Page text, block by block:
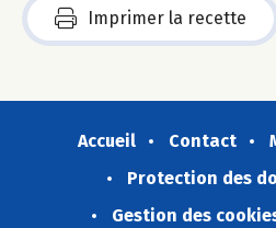
Imprimer la recette
Accueil Contact
Protection des
Gestion des